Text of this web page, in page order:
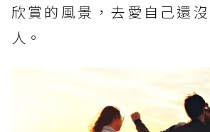
欣賞的風景，去愛自己還
人。